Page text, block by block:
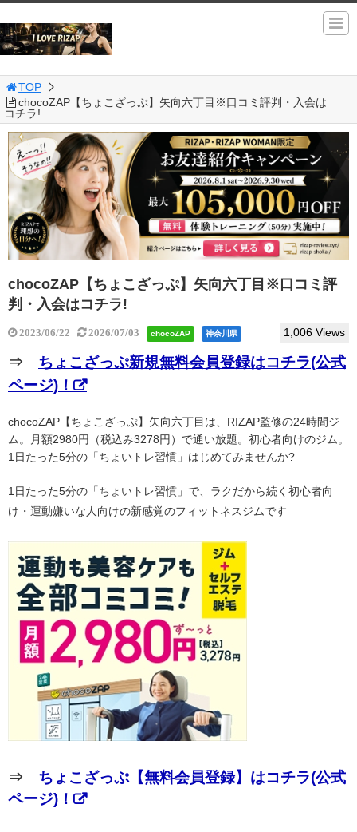
TOP
chocoZAP【ちょこざっぷ】矢向六丁目※口コミ評判・入会は
コチラ!
chocoZAP【ちょこざっぷ】矢向六丁目※口コミ評
判・入会はコチラ!
2023/06/22 2026/07/03 chocoZAP 神奈川県 1,006 Views
⇒ ちょこざっぷ新規無料会員登録はコチラ(公式
ページ)！
chocoZAP【ちょこざっぷ】矢向六丁目は、RIZAP監修の24時間ジ
ム。月額2980円（税込み3278円）で通い放題。初心者向けのジム。
1日たった5分の「ちょいトレ習慣」はじめてみませんか?
1日たった5分の「ちょいトレ習慣」で、ラクだから続く初心者向
け・運動嫌いな人向けの新感覚のフィットネスジムです
⇒ ちょこざっぷ【無料会員登録】はコチラ(公式
ページ)！